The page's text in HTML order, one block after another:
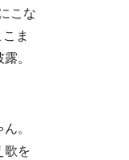
こな
ま
。
。
歌を